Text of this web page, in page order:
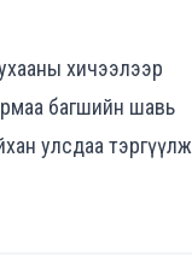
хичээлээр
багшийн шавь
улсдаа тэргүүлж